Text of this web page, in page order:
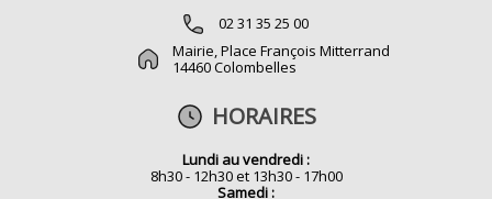
02 31 35 25 00
Mairie, Place François Mitterrand
14460 Colombelles
HORAIRES
Lundi au vendredi :
8h30 - 12h30 et 13h30 - 17h00
Samedi :